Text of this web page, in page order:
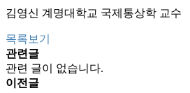
김영신 계명대학교 국제통상학 교수
목록보기
관련글
관련 글이 없습니다.
이전글